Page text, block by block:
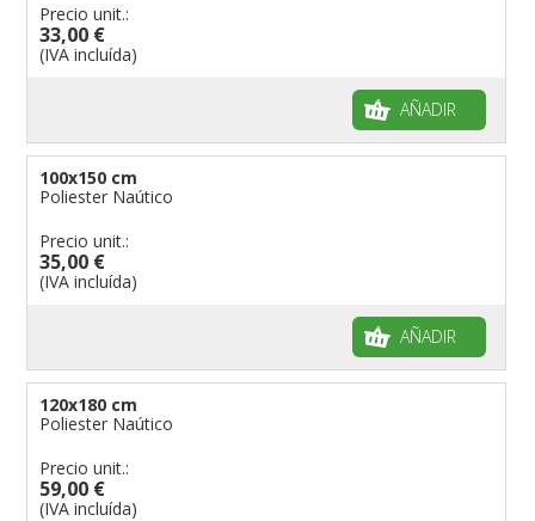
Precio unit.:
33,00 €
(IVA incluída)
AÑADIR
100x150 cm
Poliester Naútico
Precio unit.:
35,00 €
(IVA incluída)
AÑADIR
120x180 cm
Poliester Naútico
Precio unit.:
59,00 €
(IVA incluída)